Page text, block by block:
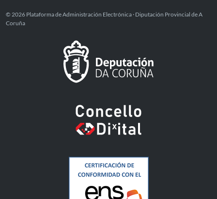
© 2026 Plataforma de Administración Electrónica · Diputación Provincial de A
Coruña